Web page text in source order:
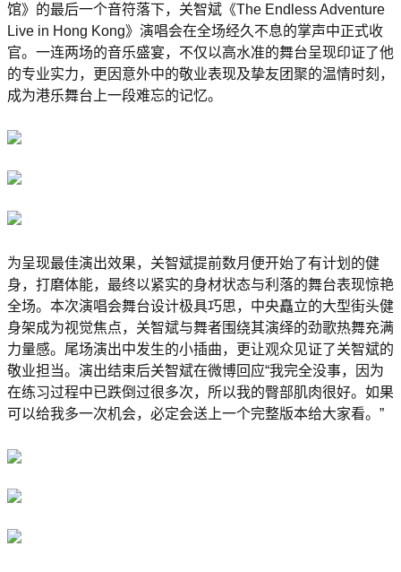
馆》的最后一个音符落下，关智斌《The Endless Adventure
Live in Hong Kong》演唱会在全场经久不息的掌声中正式收
官。一连两场的音乐盛宴，不仅以高水准的舞台呈现印证了他
的专业实力，更因意外中的敬业表现及挚友团聚的温情时刻，
成为港乐舞台上一段难忘的记忆。
为呈现最佳演出效果，关智斌提前数月便开始了有计划的健
身，打磨体能，最终以紧实的身材状态与利落的舞台表现惊艳
全场。本次演唱会舞台设计极具巧思，中央矗立的大型街头健
身架成为视觉焦点，关智斌与舞者围绕其演绎的劲歌热舞充满
力量感。尾场演出中发生的小插曲，更让观众见证了关智斌的
敬业担当。演出结束后关智斌在微博回应“我完全没事，因为
在练习过程中已跌倒过很多次，所以我的臀部肌肉很好。如果
可以给我多一次机会，必定会送上一个完整版本给大家看。”